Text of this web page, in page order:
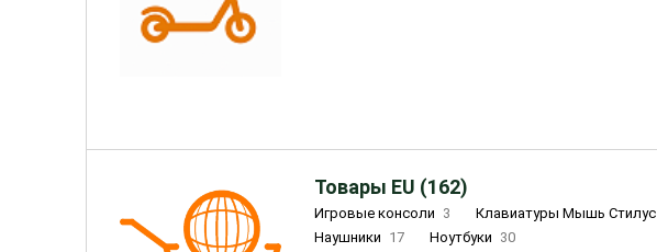
Товары EU (162)
Игровые консоли 3 Клавиатуры Мышь Стилус
Наушники 17 Ноутбуки 30